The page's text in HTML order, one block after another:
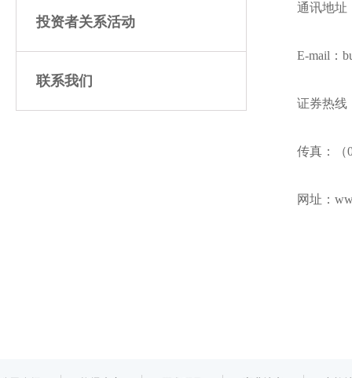
投资者关系活动
联系我们
通讯地址
E-mail：
证券热线
传真：（
网址：